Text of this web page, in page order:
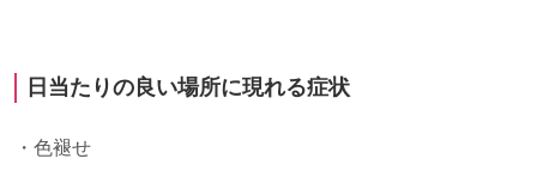
日当たりの良い場所に現れる症状
・色褪せ